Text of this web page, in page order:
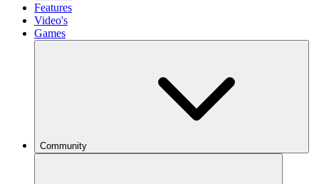
Features
Video's
Games
Community